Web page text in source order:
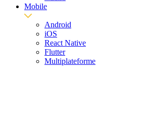
Mobile
Android
iOS
React Native
Flutter
Multiplateforme